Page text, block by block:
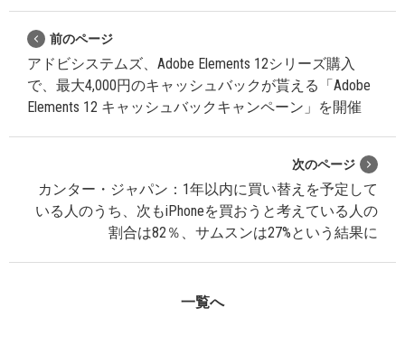
前のページ
アドビシステムズ、Adobe Elements 12シリーズ購入
で、最大4,000円のキャッシュバックが貰える「Adobe
Elements 12 キャッシュバックキャンペーン」を開催
次のページ
カンター・ジャパン：1年以内に買い替えを予定して
いる人のうち、次もiPhoneを買おうと考えている人の
割合は82％、サムスンは27%という結果に
一覧へ